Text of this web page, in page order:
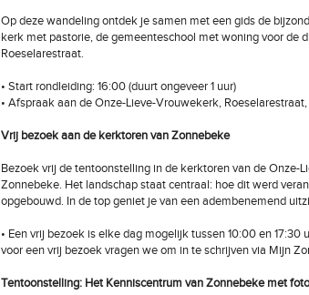
Op deze wandeling ontdek je samen met een gids de
kerk met pastorie, de gemeenteschool met woning voor de
Roeselarestraat.
• Start rondleiding: 16:00 (duurt ongeveer 1 uur)
• Afspraak aan de Onze-Lieve-Vrouwekerk,
Vrij bezoek aan de kerktoren van Zonnebeke
Bezoek vrij de tentoonstelling in de kerktoren van de Onze-
Zonnebeke. Het landschap staat centraal: hoe dit werd
opgebouwd. In de top geniet je van een adembenemend
• Een vrij bezoek is elke dag mogelijk tussen 10:00 en
voor een vrij bezoek vragen we om in te schrijven via Mijn
Tentoonstelling: Het Kenniscentrum van Zonnebeke met